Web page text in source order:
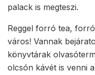
palack is megteszi.
Reggel forró tea,
város! Vannak
könyvtárak
olcsón kávét is venni